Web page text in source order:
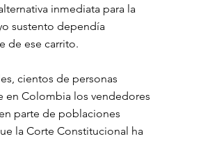
inmediata para la
sustento dependía
de ese carrito.
cientos de personas
en Colombia los vendedores
parte de poblaciones
la Corte Constitucional ha